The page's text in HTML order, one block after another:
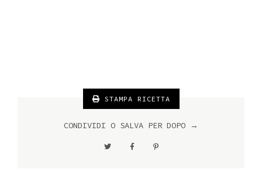
STAMPA RICETTA
CONDIVIDI O SALVA PER DOPO →